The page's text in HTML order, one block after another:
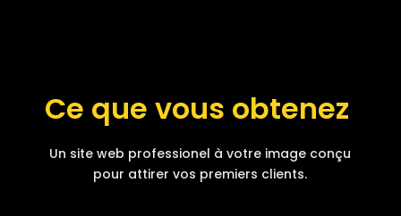
Ce que vous obtenez
Un site web professionel à votre image conçu
pour attirer vos premiers clients.